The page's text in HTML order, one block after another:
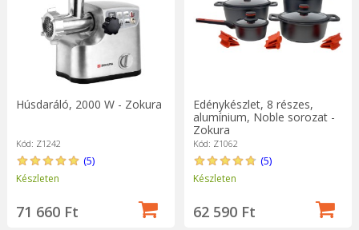
Húsdaráló, 2000 W - Zokura
Kód: Z1242
(5)
Készleten
71 660 Ft
Edénykészlet, 8 részes,
alumínium, Noble sorozat -
Zokura
Kód: Z1062
(5)
Készleten
62 590 Ft